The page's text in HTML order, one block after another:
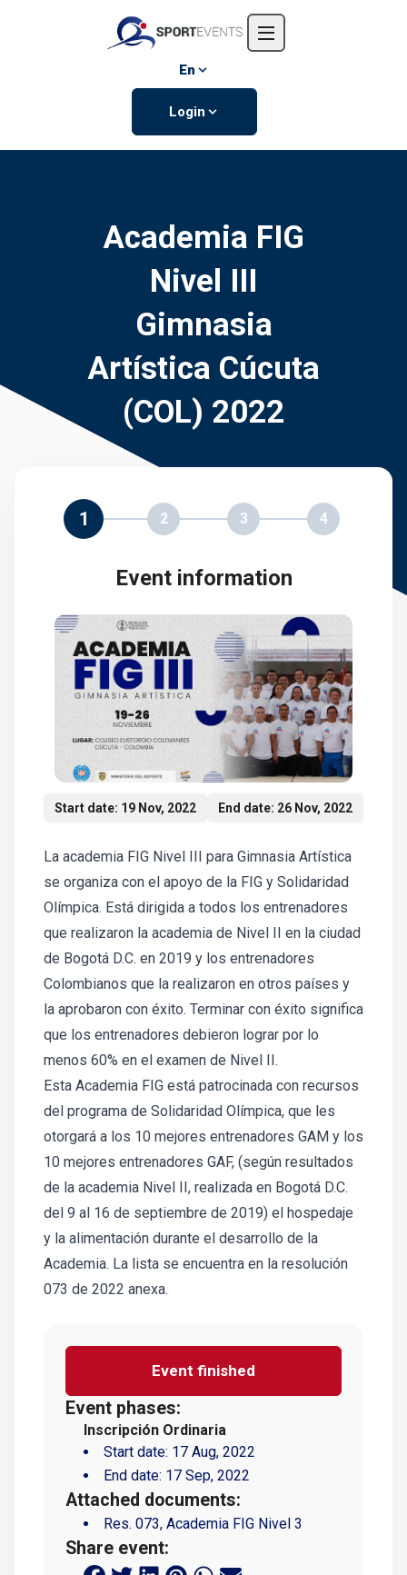
Events
En
Login
Academia FIG
Nivel III
Gimnasia
Artística Cúcuta
(COL) 2022
1 2 3 4
Event information
Start date: 19 Nov, 2022 End date: 26 Nov, 2022
La academia FIG Nivel III para Gimnasia Artística
se organiza con el apoyo de la FIG y Solidaridad
Olímpica. Está dirigida a todos los entrenadores
que realizaron la academia de Nivel II en la ciudad
de Bogotá D.C. en 2019 y los entrenadores
Colombianos que la realizaron en otros países y
la aprobaron con éxito. Terminar con éxito significa
que los entrenadores debieron lograr por lo
menos 60% en el examen de Nivel II.
Esta Academia FIG está patrocinada con recursos
del programa de Solidaridad Olímpica, que les
otorgará a los 10 mejores entrenadores GAM y los
10 mejores entrenadores GAF, (según resultados
de la academia Nivel II, realizada en Bogotá D.C.
del 9 al 16 de septiembre de 2019) el hospedaje
y la alimentación durante el desarrollo de la
Academia. La lista se encuentra en la resolución
073 de 2022 anexa.
Event finished
Event phases:
Inscripción Ordinaria
Start date: 17 Aug, 2022
End date: 17 Sep, 2022
Attached documents:
Res. 073, Academia FIG Nivel 3
Share event: